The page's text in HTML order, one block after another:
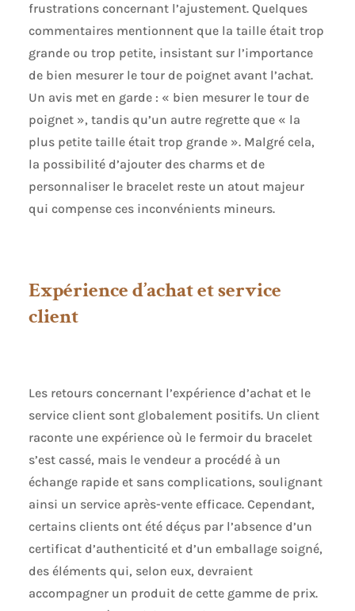
frustrations concernant l’ajustement. Quelques
commentaires mentionnent que la taille était trop
grande ou trop petite, insistant sur l’importance
de bien mesurer le tour de poignet avant l’achat.
Un avis met en garde : « bien mesurer le tour de
poignet », tandis qu’un autre regrette que « la
plus petite taille était trop grande ». Malgré cela,
la possibilité d’ajouter des charms et de
personnaliser le bracelet reste un atout majeur
qui compense ces inconvénients mineurs.
Expérience d’achat et service
client
Les retours concernant l’expérience d’achat et le
service client sont globalement positifs. Un client
raconte une expérience où le fermoir du bracelet
s’est cassé, mais le vendeur a procédé à un
échange rapide et sans complications, soulignant
ainsi un service après-vente efficace. Cependant,
certains clients ont été déçus par l’absence d’un
certificat d’authenticité et d’un emballage soigné,
des éléments qui, selon eux, devraient
accompagner un produit de cette gamme de prix.